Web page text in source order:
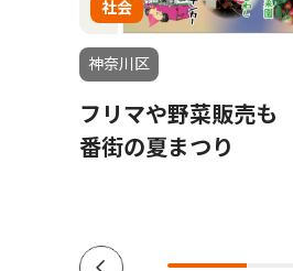
社会
神奈川区
フリマや野菜販売も
番街の夏まつり